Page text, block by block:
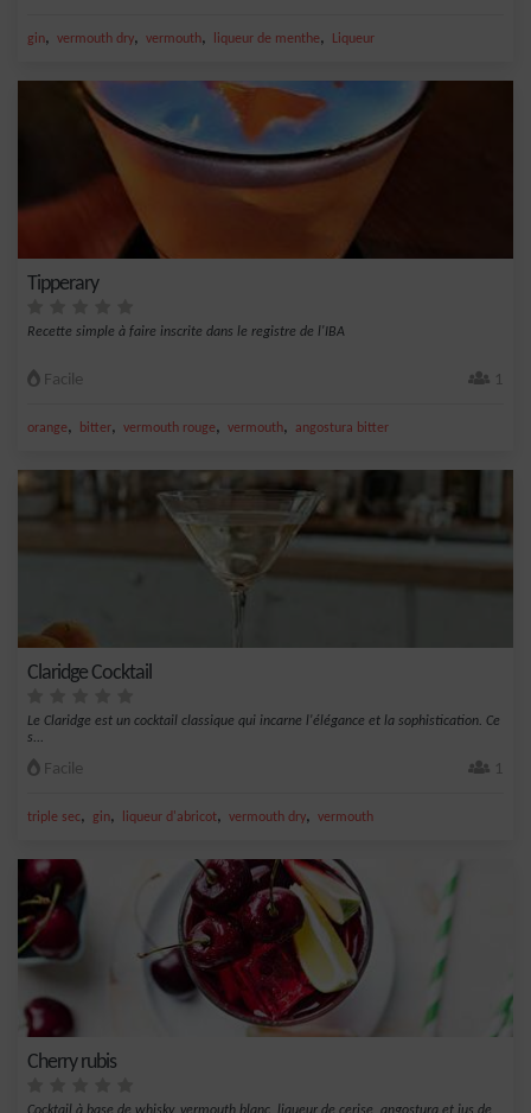
gin, vermouth dry, vermouth, liqueur de menthe, Liqueur
Tipperary
Recette simple à faire inscrite dans le registre de l'IBA
Facile 1
orange, bitter, vermouth rouge, vermouth, angostura bitter
Claridge Cocktail
Le Claridge est un cocktail classique qui incarne l'élégance et la sophistication. Ce
s...
Facile 1
triple sec, gin, liqueur d'abricot, vermouth dry, vermouth
Cherry rubis